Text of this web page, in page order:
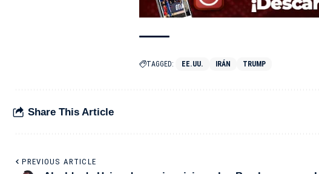
TAGGED: EE.UU. IRÁN TRUMP
Share This Article
PREVIOUS ARTICLE